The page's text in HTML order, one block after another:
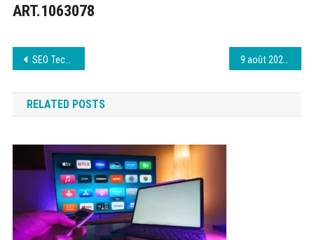
ART.1063078
Navigation
de
l’article
SEO Technique Avancé : Indexation, données structurées et SGE
RELATED POSTS